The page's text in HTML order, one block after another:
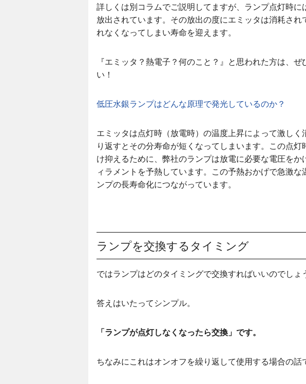
詳しくは別コラムでご説明してますが、ランプ点灯時
放出されています。その放出の度にエミッタは消耗され
れなくなってしまい寿命を迎えます。
『エミッタ？熱電子？何のこと？』と思われた方は、
い！
低圧水銀ランプはどんな原理で発光しているのか？
エミッタは点灯時（放電時）の温度上昇によって激し
り返すとその分寿命が短くなってしまいます。この点
け抑えるために、弊社のランプは放電に必要な電圧を
ィラメントを予熱しています。この予熱おかげで急激
ンプの長寿命化につながっています。
ランプを交換するタイミング
ではランプはどのタイミングで交換すればいいのでしょ
答えはいたってシンプル。
「ランプが点灯しなくなったら交換」です。
ちなみにこれはオンオフを繰り返して使用する場合の話